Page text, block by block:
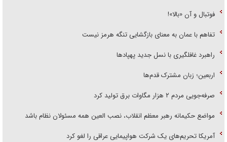
فوتبال و آن «بالا»!
تفاهم با عمان به معنای بازگشایی تنگه هرمز نیست
راهبرد غافلگیری با نسل جدید پهپاد‌ها
اربعین؛ زبان مشترک قدم‌ها
صرفه‌جویی مردم ۲ هزار مگاوات برق تولید کرد
مواضع حکیمانه رهبر معظم انقلاب، نصب العین همه مسئولان نظام باشد
آمریکا تحریم‌های یک شرکت هواپیمایی عراقی را لغو کرد